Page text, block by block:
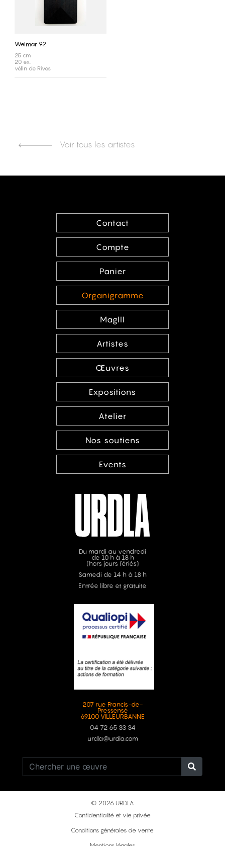
Weimar 92
25 cm
20 ex.
vélin de Rives
Voir tous les artistes
Contact
Compte
Panier
Organigramme
MagIII
Artistes
Œuvres
Expositions
Atelier
Nos soutiens
Events
Du mardi au vendredi
de 10 h à 18 h
(hors jours fériés)
Samedi de 14 h à 18 h
Entrée libre et gratuite
207 rue Francis-de-
Pressensé
69100 VILLEURBANNE
04 72 65 33 34
urdla@urdla.com
© 2026 URDLA
Confidentialité et vie privée
Conditions générales de vente